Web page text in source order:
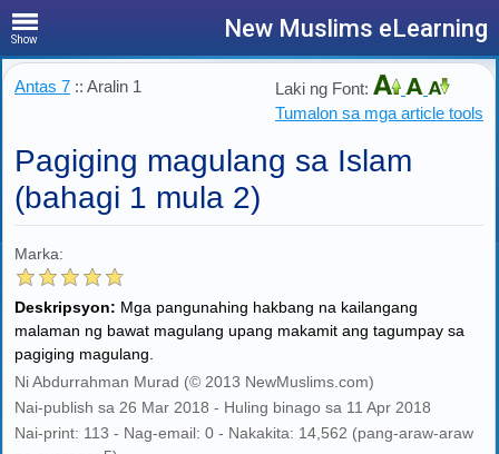
Show New Muslims eLearning
Antas 7 :: Aralin 1
Laki ng Font:
Tumalon sa mga article tools
Pagiging magulang sa Islam
(bahagi 1 mula 2)
Marka:
Deskripsyon: Mga pangunahing hakbang na kailangang
malaman ng bawat magulang upang makamit ang tagumpay sa
pagiging magulang.
Ni Abdurrahman Murad (© 2013 NewMuslims.com)
Nai-publish sa 26 Mar 2018 - Huling binago sa 11 Apr 2018
Nai-print: 113 - Nag-email: 0 - Nakakita: 14,562 (pang-araw-araw